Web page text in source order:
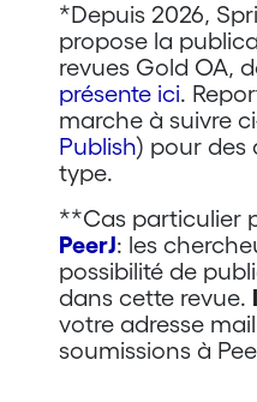
*Depuis 2026,
propose la
revues Gold OA,
présente ici.
marche à suivre
Publish) pour des
type.
**Cas particulier
PeerJ: les
possibilité de
dans cette revue.
votre adresse
soumissions à